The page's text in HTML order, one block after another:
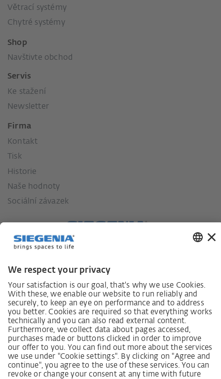
Větrací systémy
Chytré systémy
Shop
Navštivte obchod
Servis
Ke stažení
Newsletter
Firma
Kontakt
Tisk
Historie
Naše hodnoty
Sociální závazek
Zákon o náležité péči dodavatelského řetězce
Lieferantenkodex
Grundsatzerklärung Menschenrechtsstrategie
Beschwerdeverfahren
Impressum VOB Ochrana dat